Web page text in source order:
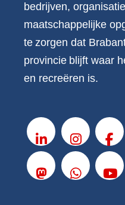
bedrijven,
maatschappelijke
te zorgen dat
provincie blijft waar
en recreëren is.
LinkedInInstagram